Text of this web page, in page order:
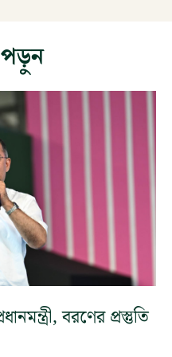
বরণের প্রস্তুতি